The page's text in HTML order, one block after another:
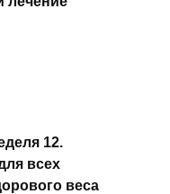
12.
всех
веса